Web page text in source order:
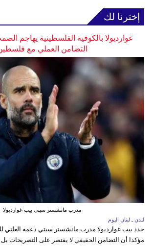
إخترنا لك
غوارديولا بالكوفية الفلسطينية يهاجم
التضامن العملي مع
مدرب مانشستر سيتي بيب غوارديولا
لندن ـ لبنان اليوم
جدد بيب غوارديولا مدرب مانشستر سيتي دعمه العلني
مؤكدا أن التضامن الحقيقي لا يقتصر على التصريحات بل